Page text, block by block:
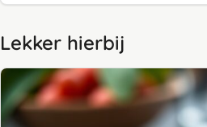
Lekker hierbij